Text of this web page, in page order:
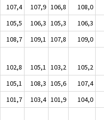
107,4 107,9 106,8 108,0
105,5 106,3 105,3 106,3
108,7 109,1 107,8 109,0
102,8 105,1 103,2 105,2
105,1 108,3 105,6 107,4
101,7 103,4 101,9 104,0